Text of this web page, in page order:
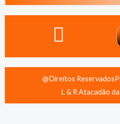
@Direitos Reservados
L & R Atacadão